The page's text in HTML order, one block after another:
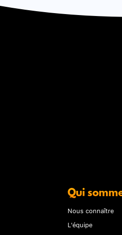
Qui
Nous connaître
L'équipe